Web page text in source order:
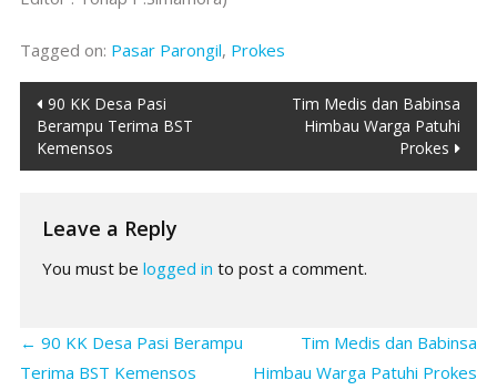
Tagged on: Pasar Parongil, Prokes
Post
navigation
90 KK Desa Pasi
Berampu Terima BST
Kemensos
Tim Medis dan Babinsa
Himbau Warga Patuhi
Prokes
Leave a Reply
You must be logged in to post a comment.
← 90 KK Desa Pasi Berampu
Terima BST Kemensos
Tim Medis dan Babinsa
Himbau Warga Patuhi Prokes